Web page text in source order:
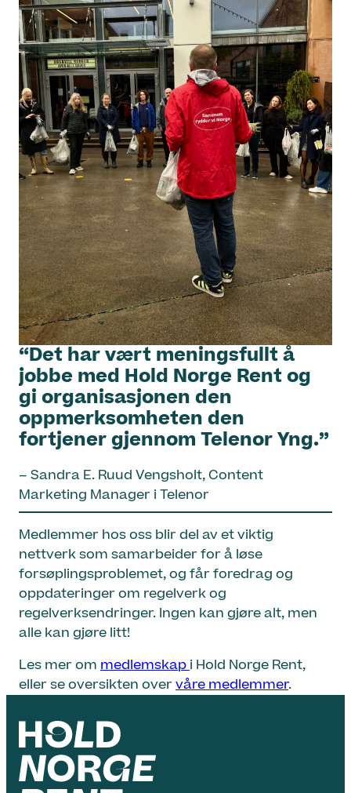
“Det har vært meningsfullt å
jobbe med Hold Norge Rent og
gi organisasjonen den
oppmerksomheten den
fortjener gjennom Telenor Yng.”
– Sandra E. Ruud Vengsholt, Content
Marketing Manager i Telenor
Medlemmer hos oss blir del av et viktig
nettverk som samarbeider for å løse
forsøplingsproblemet, og får foredrag og
oppdateringer om regelverk og
regelverksendringer. Ingen kan gjøre alt, men
alle kan gjøre litt!
Les mer om medlemskapi Hold Norge Rent,
eller se oversikten over våre medlemmer.